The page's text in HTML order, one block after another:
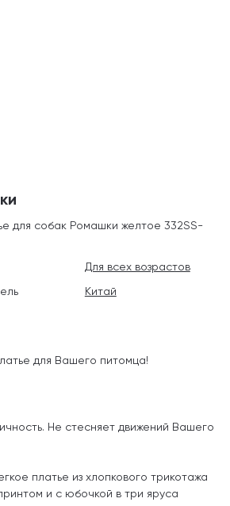
для Вашего питомца!
Не стесняет движений Вашего
платье из хлопкового трикотажа
и с юбочкой в три яруса
для собак Ромашки желтое 332SS-
Для всех возрастов
Китай